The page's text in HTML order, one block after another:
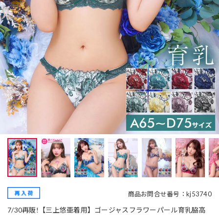
商品お問合せ番号：kj53740
7/30再販!【三上悠亜着用】ゴージャスフラワーパール育乳脇高